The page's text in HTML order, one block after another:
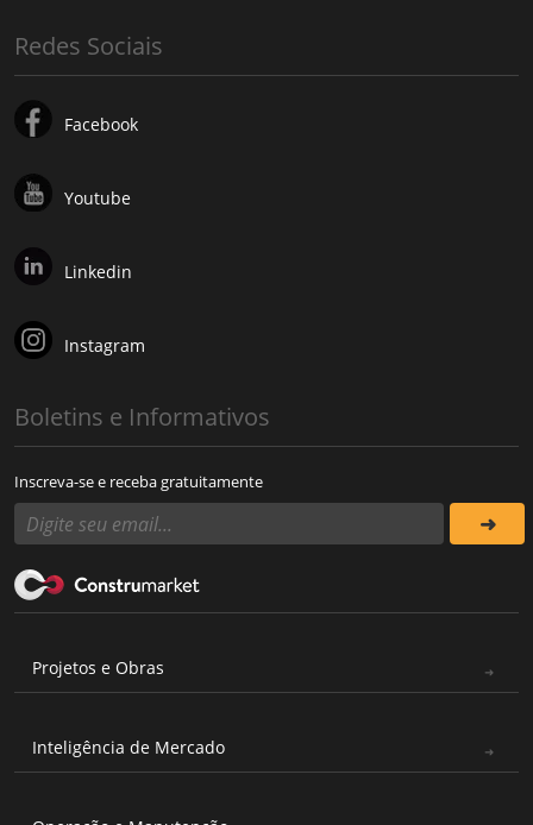
Redes Sociais
Facebook
Youtube
Linkedin
Instagram
Boletins e Informativos
Inscreva-se e receba gratuitamente
Projetos e Obras
Inteligência de Mercado